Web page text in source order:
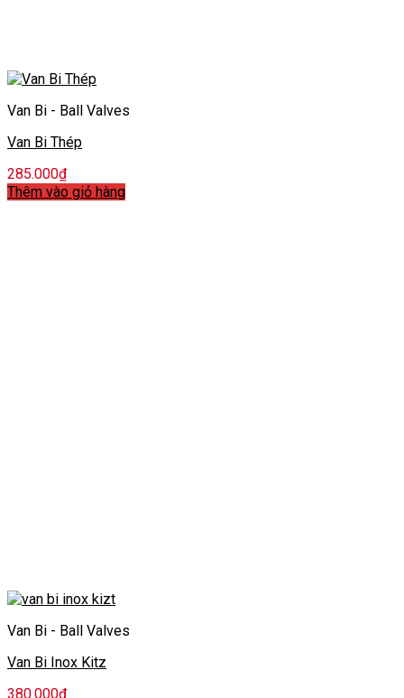
Van Bi - Ball Valves
Van Bi Thép
285.000₫
Thêm vào giỏ hàng
Van Bi - Ball Valves
Van Bi Inox Kitz
380.000₫